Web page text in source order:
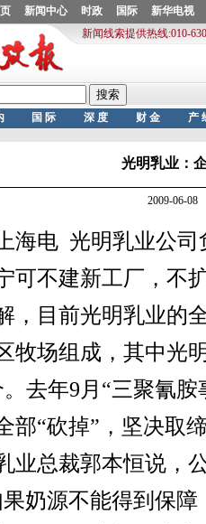
光明乳业：
2009-06-08
海电 光明乳业公司
可不建新工厂，不
，目前光明乳业的
牧场组成，其中光
。去年9月“三聚氰
部“砍掉”，坚决取
业总裁郭本恒说，
果奶源不能得到保